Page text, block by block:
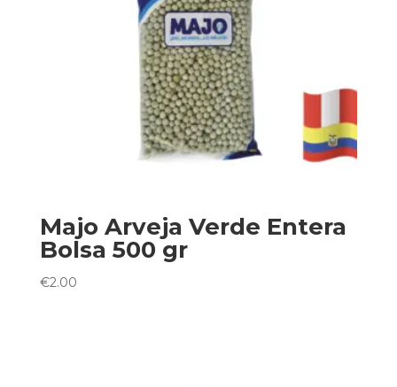
Majo Arveja Verde Entera
Bolsa 500 gr
€2.00